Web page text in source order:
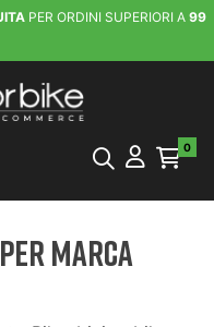
PER ORDINI SUPERIORI A 99
0
marca